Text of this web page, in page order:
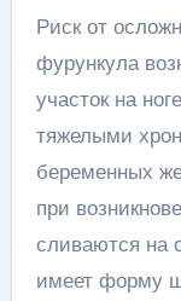
Риск от
фурункула
участок на
тяжелыми
беременных
при
сливаются на
имеет форму